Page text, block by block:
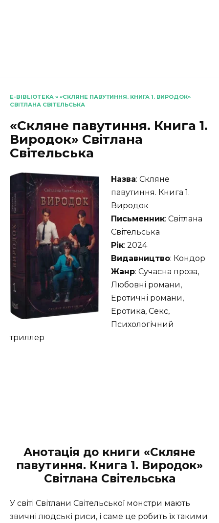
E-BIBLIOTEKA » «СКЛЯНЕ ПАВУТИННЯ. КНИГА 1. ВИРОДОК»
СВІТЛАНА СВІТЕЛЬСЬКА
«Скляне павутиння. Книга 1.
Виродок» Світлана
Світельська
Назва: Скляне
павутиння. Книга 1.
Виродок
Письменник: Світлана
Світельська
Рік: 2024
Видавництво: Кондор
Жанр: Сучасна проза,
Любовні романи,
Еротичні романи,
Еротика, Секс,
Психологічний
триллер
Анотація до книги «Скляне
павутиння. Книга 1. Виродок»
Світлана Світельська
У світі Світлани Світельської монстри мають
звичні людські риси, і саме це робить їх такими